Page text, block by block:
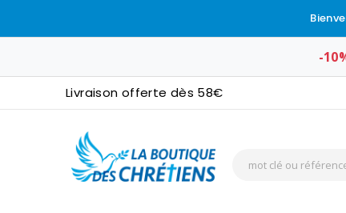
-
Livraison offerte dès 58€